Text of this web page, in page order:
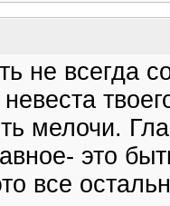
не всегда
мелочи.
это
все